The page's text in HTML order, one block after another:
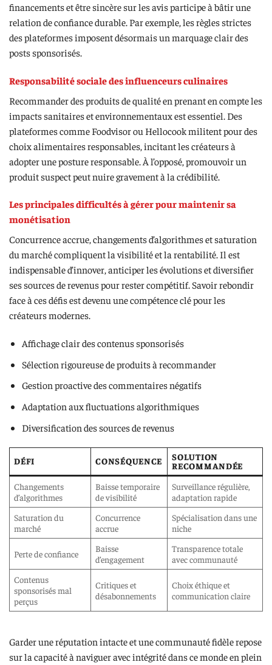
financements et être sincère sur les avis participe à bâtir une
relation de confiance durable. Par exemple, les règles strictes
des plateformes imposent désormais un marquage clair des
posts sponsorisés.
Responsabilité sociale des influenceurs culinaires
Recommander des produits de qualité en prenant en compte les
impacts sanitaires et environnementaux est essentiel. Des
plateformes comme Foodvisor ou Hellocook militent pour des
choix alimentaires responsables, incitant les créateurs à
adopter une posture responsable. À l’opposé, promouvoir un
produit suspect peut nuire gravement à la crédibilité.
Les principales difficultés à gérer pour maintenir sa
monétisation
Concurrence accrue, changements d’algorithmes et saturation
du marché compliquent la visibilité et la rentabilité. Il est
indispensable d’innover, anticiper les évolutions et diversifier
ses sources de revenus pour rester compétitif. Savoir rebondir
face à ces défis est devenu une compétence clé pour les
créateurs modernes.
Affichage clair des contenus sponsorisés
Sélection rigoureuse de produits à recommander
Gestion proactive des commentaires négatifs
Adaptation aux fluctuations algorithmiques
Diversification des sources de revenus
DÉFI CONSÉQUENCE
SOLUTION
RECOMMANDÉE
Changements
d’algorithmes
Baisse temporaire
de visibilité
Surveillance régulière,
adaptation rapide
Saturation du
marché
Concurrence
accrue
Spécialisation dans une
niche
Perte de confiance
Baisse
d’engagement
Transparence totale
avec communauté
Contenus
sponsorisés mal
perçus
Critiques et
désabonnements
Choix éthique et
communication claire
Garder une réputation intacte et une communauté fidèle repose
sur la capacité à naviguer avec intégrité dans ce monde en plein